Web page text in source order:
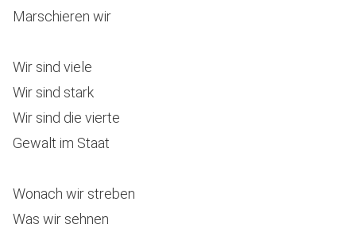
Marschieren wir
Wir sind viele
Wir sind stark
Wir sind die vierte
Gewalt im Staat
Wonach wir streben
Was wir sehnen